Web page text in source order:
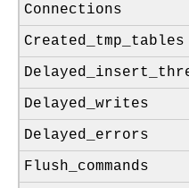
Connections
Created_tmp_tables
Delayed_writes
Delayed_errors
Flush_commands